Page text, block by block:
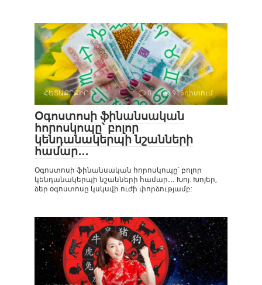
ՀԵՏԱՔՐՔԻՐ Է 0 916դիտում
Օգոստոսի ֆինանսական
հորոսկոպը՝ բոլոր
կենդանակերպի նշանների
համար․․․
Օգոստոսի ֆինանսական հորոսկոպը՝ բոլոր
կենդանակերպի նշանների համար․․․ Խոյ. Խոյեր,
ձեր օգոստոսը կսկսվի ուժի փորձությամբ: